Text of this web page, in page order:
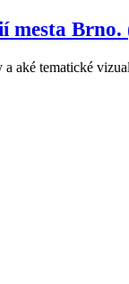
mesta Brno.
tematické